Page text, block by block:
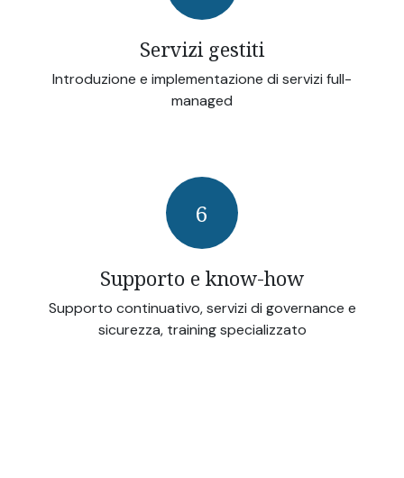
Servizi gestiti
Introduzione e implementazione di servizi full-
managed
6
Supporto e know-how
Supporto continuativo, servizi di governance e
sicurezza, training specializzato